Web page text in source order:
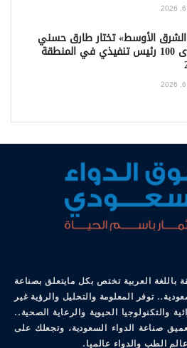
الأوسط» تختار طارق حسني
ضمن أقوى 100 رئيس تنفيذي في المنطقة
باللغة العربية تختص بكل مايتعلق بصناعة
توفر المعلومة والتحليل والرؤية غير
والتكنولوجيا الحيوية والرعاية الصحية..
صناعة الدواء السعودية، وتجعلك على
الطب والدواء عالميا.